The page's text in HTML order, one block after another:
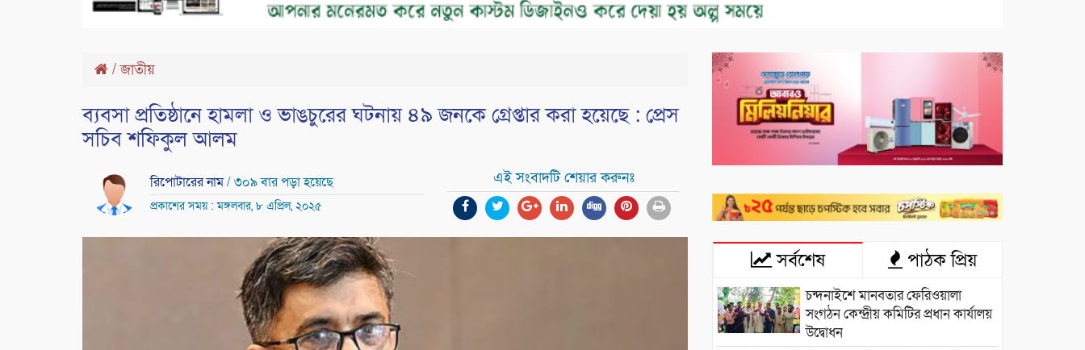
/জাতীয়
ব্যবসা প্রতিষ্ঠানে হামলা ও ভাঙচুরের ঘটনায় ৪৯ জনকে গ্রেপ্তার করা হয়েছে : প্রেস
সচিব শফিকুল আলম
রিপোটারের নাম/ ৩০৯ বার পড়া হয়েছে
প্রকাশের সময় : মঙ্গলবার, ৮ এপ্রিল, ২০২৫
এই সংবাদটি শেয়ার করুনঃ
সর্বশেষ পাঠক প্রিয়
চন্দনাইশে মানবতার ফেরিওয়ালা
সংগঠন কেন্দ্রীয় কমিটির প্রধান কার্যালয়
উদ্বোধন